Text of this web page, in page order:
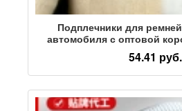
Подплечники для
автомобиля с оптовой
вышивкой,
автомобиль для больших
дальние расстояния,
54.41 руб.